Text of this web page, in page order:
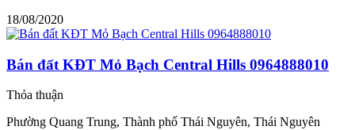
18/08/2020
Bán đất KĐT Mỏ Bạch Central Hills 0964888010
Thỏa thuận
Phường Quang Trung, Thành phố Thái Nguyên, Thái Nguyên